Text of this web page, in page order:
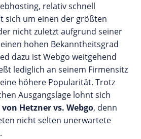
relativ schnell
sich um einen der größten
nicht zuletzt aufgrund seiner
hohen Bekanntheitsgrad
dazu ist Webgo weitgehend
lediglich an seinem Firmensitz
höhere Popularität. Trotz
Ausgangslage lohnt sich
Hetzner vs. Webgo, denn
nicht selten unerwartete